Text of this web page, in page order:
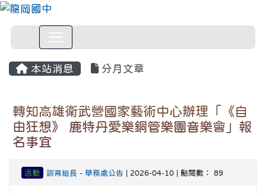
本站消息 分月文章
轉知高雄衛武營國家藝術中心辦理「《自
由狂想》 鹿特丹愛樂銅管樂團音樂會」報
名事宜
活動 訓育組長 - 學務處公告 | 2026-04-10 | 點閱數： 89